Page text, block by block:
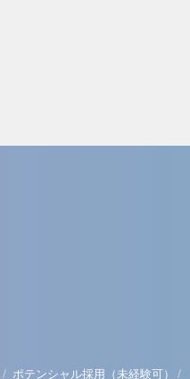
/ ポテンシャル採用（未経験可） /